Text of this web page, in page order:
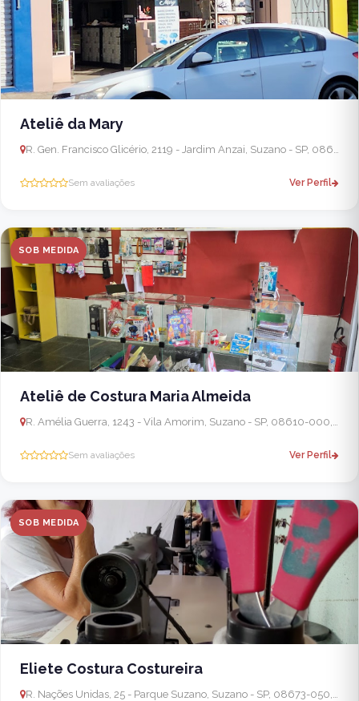
Ateliê da Mary
R. Gen. Francisco Glicério, 2119 - Jardim Anzai, Suzano - SP, 08665-000, Brasil
Sem avaliações Ver Perfil
SOB MEDIDA
Ateliê de Costura Maria Almeida
R. Amélia Guerra, 1243 - Vila Amorim, Suzano - SP, 08610-000, Brasil
Sem avaliações Ver Perfil
SOB MEDIDA
Eliete Costura Costureira
R. Nações Unidas, 25 - Parque Suzano, Suzano - SP, 08673-050, Brasil